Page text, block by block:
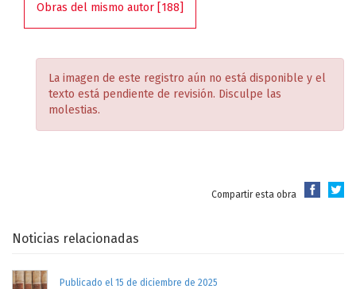
Obras del mismo autor [188]
La imagen de este registro aún no está disponible y el
texto está pendiente de revisión. Disculpe las
molestias.
Compartir esta obra
Noticias relacionadas
Publicado el 15 de diciembre de 2025